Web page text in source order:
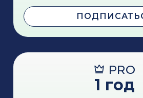
PRO
1 год